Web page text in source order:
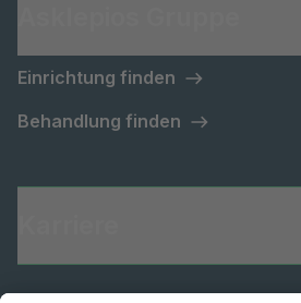
Einrichtung finden
Behandlung finden